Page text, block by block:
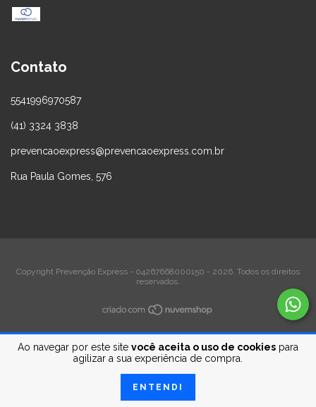
Ao navegar por este site você aceita o uso de cookies para
agilizar a sua experiência de compra.
ENTENDI
Contato
5541996970587
(41) 3324 3838
prevencaoexpress@prevencaoexpress.com.br
Rua Paula Gomes, 576
Copyright Prevenção Express - 04267668000150 - 2026. Todos os direitos
reservados.